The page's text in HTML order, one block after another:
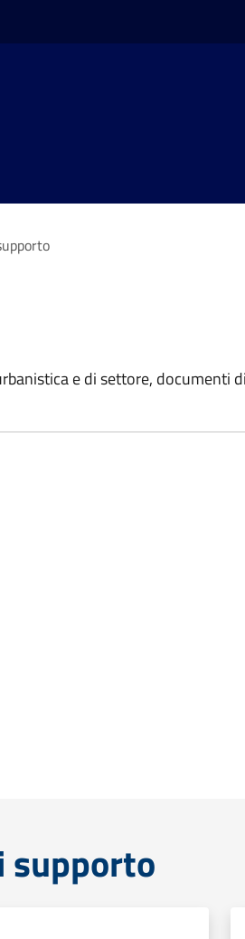
e di settore, documenti
supporto